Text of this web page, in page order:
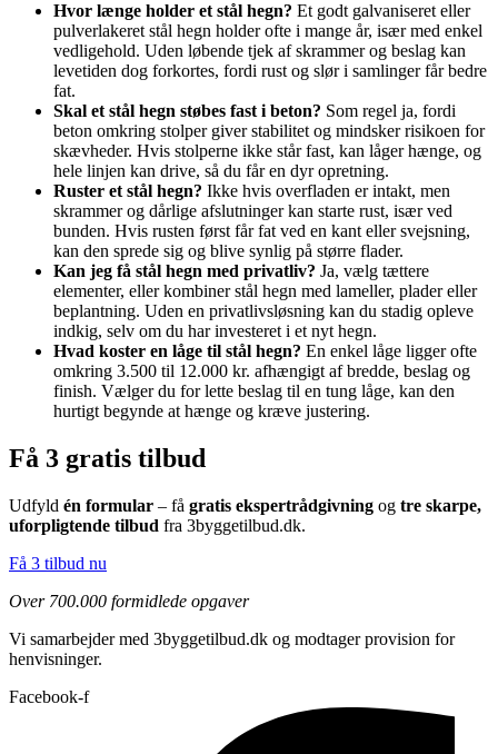
Hvor længe holder et stål hegn? Et godt galvaniseret eller
pulverlakeret stål hegn holder ofte i mange år, især med enkel
vedligehold. Uden løbende tjek af skrammer og beslag kan
levetiden dog forkortes, fordi rust og slør i samlinger får bedre
fat.
Skal et stål hegn støbes fast i beton? Som regel ja, fordi
beton omkring stolper giver stabilitet og mindsker risikoen for
skævheder. Hvis stolperne ikke står fast, kan låger hænge, og
hele linjen kan drive, så du får en dyr opretning.
Ruster et stål hegn? Ikke hvis overfladen er intakt, men
skrammer og dårlige afslutninger kan starte rust, især ved
bunden. Hvis rusten først får fat ved en kant eller svejsning,
kan den sprede sig og blive synlig på større flader.
Kan jeg få stål hegn med privatliv? Ja, vælg tættere
elementer, eller kombiner stål hegn med lameller, plader eller
beplantning. Uden en privatlivsløsning kan du stadig opleve
indkig, selv om du har investeret i et nyt hegn.
Hvad koster en låge til stål hegn? En enkel låge ligger ofte
omkring 3.500 til 12.000 kr. afhængigt af bredde, beslag og
finish. Vælger du for lette beslag til en tung låge, kan den
hurtigt begynde at hænge og kræve justering.
Få 3 gratis tilbud
Udfyld én formular – få gratis ekspertrådgivning og tre skarpe,
uforpligtende tilbud fra 3byggetilbud.dk.
Få 3 tilbud nu
Over 700.000 formidlede opgaver
Vi samarbejder med 3byggetilbud.dk og modtager provision for
henvisninger.
Facebook-f